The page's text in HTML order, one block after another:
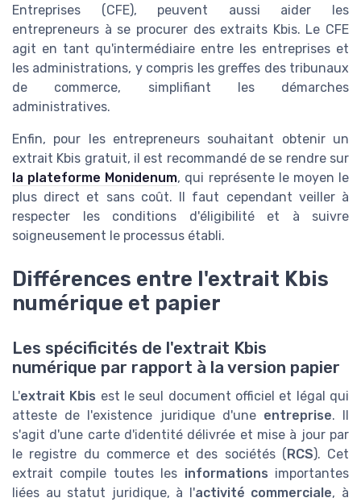
Entreprises (CFE), peuvent aussi aider les
entrepreneurs à se procurer des extraits Kbis. Le CFE
agit en tant qu'intermédiaire entre les entreprises et
les administrations, y compris les greffes des tribunaux
de commerce, simplifiant les démarches
administratives.
Enfin, pour les entrepreneurs souhaitant obtenir un
extrait Kbis gratuit, il est recommandé de se rendre sur
la plateforme Monidenum, qui représente le moyen le
plus direct et sans coût. Il faut cependant veiller à
respecter les conditions d'éligibilité et à suivre
soigneusement le processus établi.
Différences entre l'extrait Kbis
numérique et papier
Les spécificités de l'extrait Kbis
numérique par rapport à la version papier
L'extrait Kbis est le seul document officiel et légal qui
atteste de l'existence juridique d'une entreprise. Il
s'agit d'une carte d'identité délivrée et mise à jour par
le registre du commerce et des sociétés ( RCS). Cet
extrait compile toutes les informations importantes
liées au statut juridique, à l'activité commerciale, à